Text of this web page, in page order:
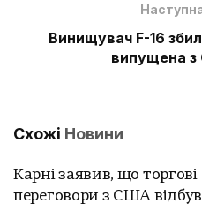
Винищувач F-16
випущена з
Схожі Новини
Карні заявив, що торгові
переговори з США